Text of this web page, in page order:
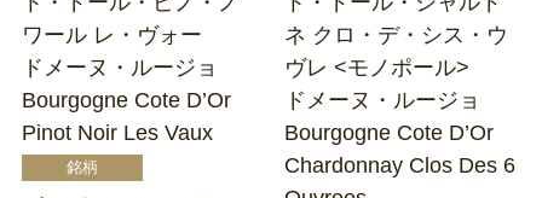
ワール レ・ヴォー
ドメーヌ・ルージョ
Bourgogne Cote D’Or
Pinot Noir Les Vaux
ネ クロ・デ・シス・ウ
ヴレ <モノポール>
ドメーヌ・ルージョ
Bourgogne Cote D’Or
Chardonnay Clos Des 6